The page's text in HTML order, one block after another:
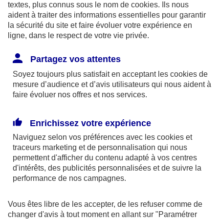
sont de 1,875 % du bénéfice imposable limité à 8
fois le PASS ou si plus favorable, 2,5 % du PASS.
Madelin,
(sauf quelques cas exceptionnels) et la sortie se fait
obligatoirementen rente(sauf exceptions).
En outre, à la retraite, la rente perçue chaque
année, sera imposable dans la catégorie des
pensions. Elle supporte également des
prélèvements sociaux aux taux en vigueur au jour
textes, plus connus sous le nom de cookies. Ils nous
aident à traiter des informations essentielles pour garantir
la sécurité du site et faire évoluer votre expérience en
ligne, dans le respect de votre vie privée.
Partagez vos attentes
Soyez toujours plus satisfait en acceptant les cookies de
mesure d’audience et d’avis utilisateurs qui nous aident à
faire évoluer nos offres et nos services.
Enrichissez votre expérience
Naviguez selon vos préférences avec les cookies et
traceurs marketing et de personnalisation qui nous
permettent d'afficher du contenu adapté à vos centres
d'intérêts, des publicités personnalisées et de suivre la
performance de nos campagnes.
Vous êtes libre de les accepter, de les refuser comme de
changer d'avis à tout moment en allant sur "Paramétrer